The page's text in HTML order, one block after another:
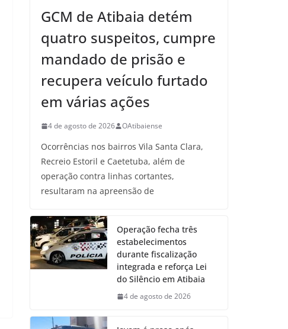
GCM de Atibaia detém
quatro suspeitos, cumpre
mandado de prisão e
recupera veículo furtado
em várias ações
4 de agosto de 2026 OAtibaiense
Ocorrências nos bairros Vila Santa Clara,
Recreio Estoril e Caetetuba, além de
operação contra linhas cortantes,
resultaram na apreensão de
Operação fecha três
estabelecimentos
durante fiscalização
integrada e reforça Lei
do Silêncio em Atibaia
4 de agosto de 2026